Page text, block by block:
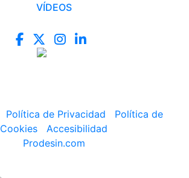
VÍDEOS
Política de Privacidad
Política de
Cookies
Accesibilidad
Prodesin.com